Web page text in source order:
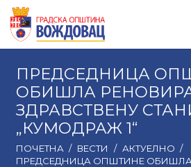
ПРЕДСЕДНИЦА
ОБИШЛА
ЗДРАВСТВЕНУ
„КУМОДРАЖ 1“
ПОЧЕТНА / ВЕСТИ / АКТУЕЛНО /
ПРЕДСЕДНИЦА ОПШТИНЕ